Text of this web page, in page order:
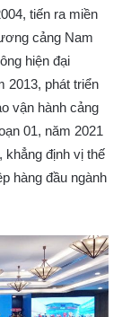
tiến ra miền
cảng Nam
hiện đại
2013, phát triển
vận hành cảng
01, năm 2021
khẳng định vị thế
hàng đầu ngành